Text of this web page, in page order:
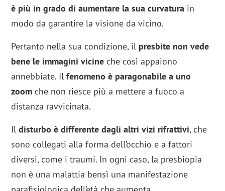
è più in grado di aumentare la sua curvatura in
modo da garantire la visione da vicino.
Pertanto nella sua condizione, il presbite non vede
bene le immagini vicine che così appaiono
annebbiate. Ilfenomeno è paragonabile a uno
zoom che non riesce più a mettere a fuoco a
distanza ravvicinata.
Ildisturbo è differente dagli altri vizi rifrattivi, che
sono collegati alla forma dell’occhio e a fattori
diversi, come i traumi. In ogni caso, la presbiopia
non è una malattia bensì una manifestazione